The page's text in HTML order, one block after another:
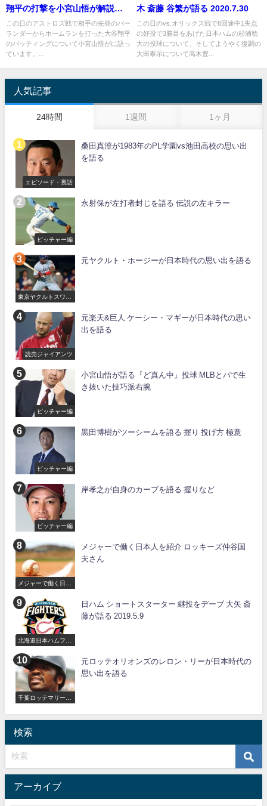
翔平の打撃を小宮山悟が解説
2018年8月26日
この日のアストロズ戦で相手の先発のバー
ランダーからホームランを打った大谷翔平
のバッティングについて小宮山悟がに語っ
ています。...
木 斎藤 谷繁が語る 2020.7.30
この日のvs.オリックス戦で8回途中1失点
の好投で3勝目をあげた日本ハムの杉浦稔
大の投球について、そしてようやく復調の
大田泰示について高木豊...
人気記事
24時間 1週間 1ヶ月
エピソード・裏話
桑田真澄が1983年のPL学園vs池田高校の思い出
を語る
ピッチャー編
永射保が左打者封じを語る 伝説の左キラー
東京ヤクルトスワロ
元ヤクルト・ホージーが日本時代の思い出を語る
読売ジャイアンツ
元楽天&巨人 ケーシー・マギーが日本時代の思い
出を語る
ピッチャー編
小宮山悟が語る『ど真ん中』投球 MLBとパで生
き抜いた技巧派右腕
ピッチャー編
黒田博樹がツーシームを語る 握り 投げ方 極意
ピッチャー編
岸孝之が自身のカーブを語る 握りなど
メジャーで働く日本
メジャーで働く日本人を紹介 ロッキーズ仲谷国
夫さん
北海道日本ハムファ
日ハム ショートスターター 継投をデーブ 大矢 斎
藤が語る 2019.5.9
千葉ロッテマリーン
元ロッテオリオンズのレロン・リーが日本時代の
思い出を語る
検索
アーカイブ